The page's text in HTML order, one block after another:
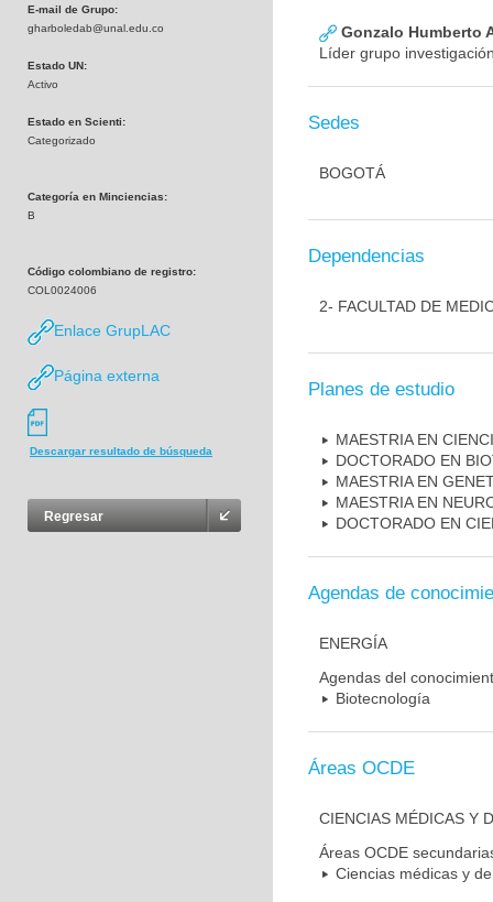
E-mail de Grupo:
gharboledab@unal.edu.co
Estado UN:
Activo
Estado en Scienti:
Categorizado
Categoría en Minciencias:
B
Código colombiano de registro:
COL0024006
Enlace GrupLAC
Página externa
Descargar resultado de búsqueda
Regresar
Gonzalo Humberto
Líder grupo
Sedes
BOGOTÁ
Dependencias
2- FACULTAD DE
Planes de estudio
MAESTRIA EN
DOCTORADO EN
MAESTRIA EN
MAESTRIA EN
DOCTORADO EN
Agendas de
ENERGÍA
Agendas del
Biotecnología
Áreas OCDE
CIENCIAS MÉDICAS Y
Áreas OCDE
Ciencias médicas y